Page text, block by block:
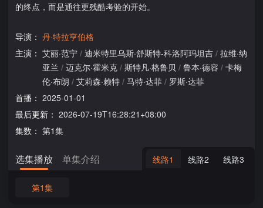
的终点，而是通往更残酷考验的开始。
导演： 丹·特拉亨伯格
主演： 艾丽·范宁 / 迪米特里乌斯·舒斯特-科洛阿玛坦吉 / 拉维·纳
亚兰 / 迈克尔·霍米克 / 斯特凡·格鲁贝 / 鲁本·德容 / 卡梅
伦·布朗 / 艾莉森·赖特 / 马特·达菲 / 罗斯·达菲
首播： 2025-01-01
最后更新： 2026-07-19T16:28:21+08:00
集数： 第1集
选集播放 单集介绍 线路1 线路2 线路3
第1集